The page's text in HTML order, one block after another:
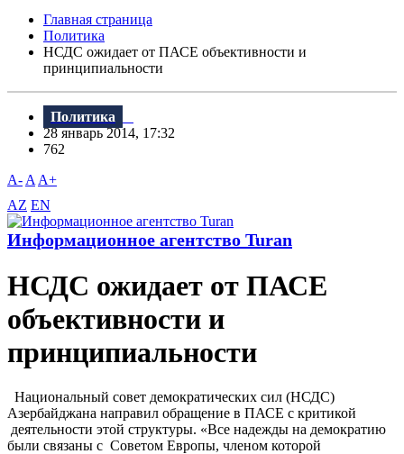
Главная страница
Политика
НСДС ожидает от ПАСЕ объективности и
принципиальности
Политика
28 январь 2014, 17:32
762
A- A A+
AZ EN
Информационное агентство Turan
НСДС ожидает от ПАСЕ
объективности и
принципиальности
Национальный совет демократических сил (НСДС)
Азербайджана направил обращение в ПАСЕ с критикой
деятельности этой структуры. «Все надежды на демократию
были связаны с Советом Европы, членом которой